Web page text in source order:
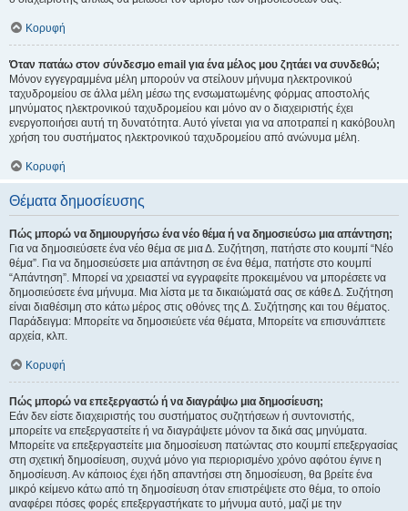
Κορυφή
Όταν πατάω στον σύνδεσμο email για ένα μέλος μου ζητάει να συνδεθώ;
Μόνον εγγεγραμμένα μέλη μπορούν να στείλουν μήνυμα ηλεκτρονικού
ταχυδρομείου σε άλλα μέλη μέσω της ενσωματωμένης φόρμας αποστολής
μηνύματος ηλεκτρονικού ταχυδρομείου και μόνο αν ο διαχειριστής έχει
ενεργοποιήσει αυτή τη δυνατότητα. Αυτό γίνεται για να αποτραπεί η κακόβουλη
χρήση του συστήματος ηλεκτρονικού ταχυδρομείου από ανώνυμα μέλη.
Κορυφή
Θέματα δημοσίευσης
Πώς μπορώ να δημιουργήσω ένα νέο θέμα ή να δημοσιεύσω μια απάντηση;
Για να δημοσιεύσετε ένα νέο θέμα σε μια Δ. Συζήτηση, πατήστε στο κουμπί “Νέο
θέμα”. Για να δημοσιεύσετε μια απάντηση σε ένα θέμα, πατήστε στο κουμπί
“Απάντηση”. Μπορεί να χρειαστεί να εγγραφείτε προκειμένου να μπορέσετε να
δημοσιεύσετε ένα μήνυμα. Μια λίστα με τα δικαιώματά σας σε κάθε Δ. Συζήτηση
είναι διαθέσιμη στο κάτω μέρος στις οθόνες της Δ. Συζήτησης και του θέματος.
Παράδειγμα: Μπορείτε να δημοσιεύετε νέα θέματα, Μπορείτε να επισυνάπτετε
αρχεία, κλπ.
Κορυφή
Πώς μπορώ να επεξεργαστώ ή να διαγράψω μια δημοσίευση;
Εάν δεν είστε διαχειριστής του συστήματος συζητήσεων ή συντονιστής,
μπορείτε να επεξεργαστείτε ή να διαγράψετε μόνον τα δικά σας μηνύματα.
Μπορείτε να επεξεργαστείτε μια δημοσίευση πατώντας στο κουμπί επεξεργασίας
στη σχετική δημοσίευση, συχνά μόνο για περιορισμένο χρόνο αφότου έγινε η
δημοσίευση. Αν κάποιος έχει ήδη απαντήσει στη δημοσίευση, θα βρείτε ένα
μικρό κείμενο κάτω από τη δημοσίευση όταν επιστρέψετε στο θέμα, το οποίο
αναφέρει πόσες φορές επεξεργαστήκατε το μήνυμα αυτό, μαζί με την